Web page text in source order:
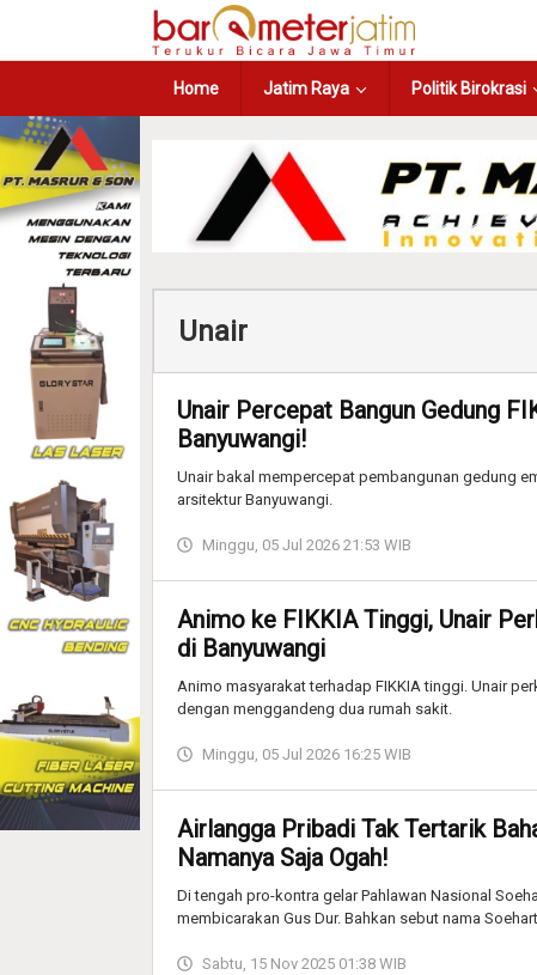
Home Jatim Raya Politik Birokrasi
Unair
Unair Percepat Bangun Gedung
Banyuwangi!
Unair bakal mempercepat pembangunan gedung
arsitektur Banyuwangi.
Minggu, 05 Jul 2026 21:53 WIB
Animo ke FIKKIA Tinggi, Unair
di Banyuwangi
Animo masyarakat terhadap FIKKIA tinggi. Unair
dengan menggandeng dua rumah sakit.
Minggu, 05 Jul 2026 16:25 WIB
Airlangga Pribadi Tak Tertarik
Namanya Saja Ogah!
Di tengah pro-kontra gelar Pahlawan Nasional
membicarakan Gus Dur. Bahkan sebut nama
Sabtu, 15 Nov 2025 01:38 WIB